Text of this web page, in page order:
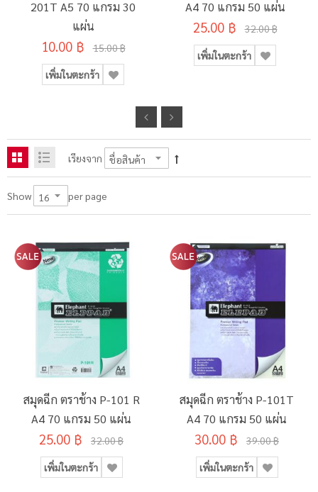
201T A5 70 แกรม 30
แผ่น
10.00 ฿ 15.00 ฿
เพิ่มในตะกร้า
A4 70 แกรม 50 แผ่น
25.00 ฿ 32.00 ฿
เพิ่มในตะกร้า
เรียงจาก
Show per page
สมุดฉีก ตราช้าง P-101 R
A4 70 แกรม 50 แผ่น
25.00 ฿ 32.00 ฿
เพิ่มในตะกร้า
สมุดฉีก ตราช้าง P-101T
A4 70 แกรม 50 แผ่น
30.00 ฿ 39.00 ฿
เพิ่มในตะกร้า